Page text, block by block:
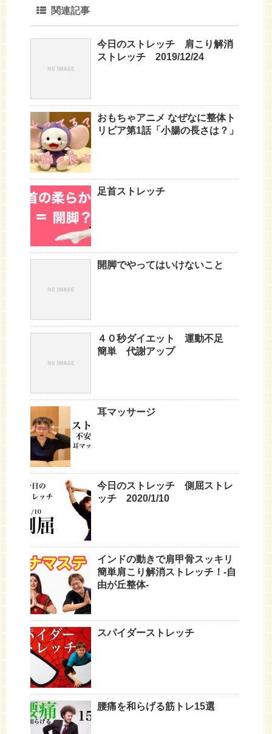
関連記事
今日のストレッチ 肩こり解消
ストレッチ 2019/12/24
おもちゃアニメ なぜなに整体ト
リビア第1話「小腸の長さは？」
足首ストレッチ
開脚でやってはいけないこと
４０秒ダイエット 運動不足
簡単 代謝アップ
耳マッサージ
今日のストレッチ 側屈ストレ
ッチ 2020/1/10
インドの動きで肩甲骨スッキリ
簡単肩こり解消ストレッチ！-自
由が丘整体-
スパイダーストレッチ
腰痛を和らげる筋トレ15選